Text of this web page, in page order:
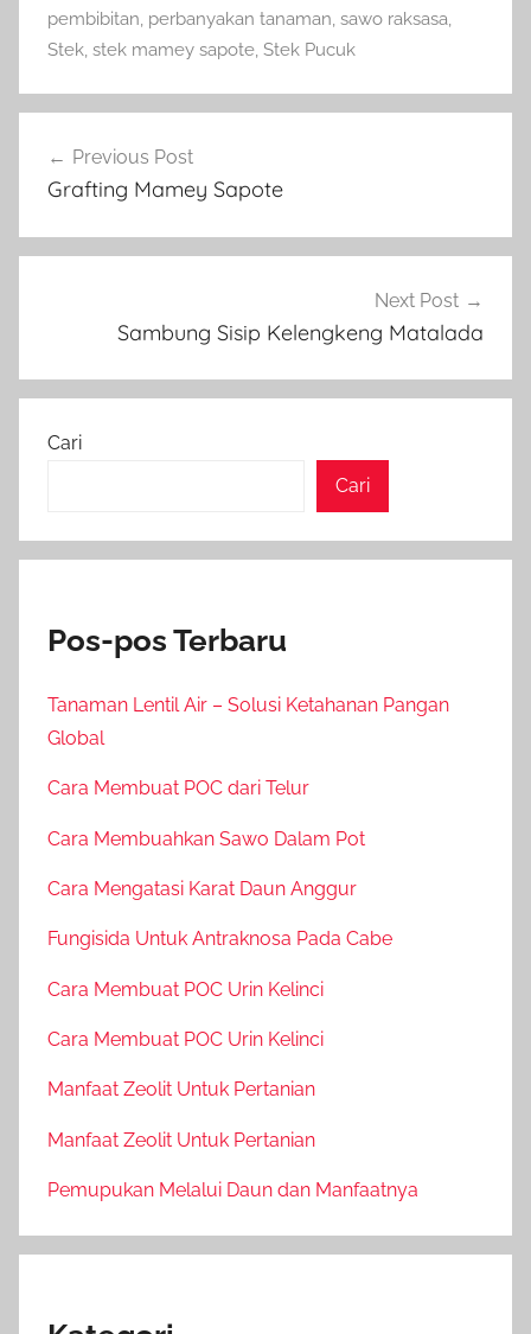
pembibitan, perbanyakan tanaman, sawo raksasa,
Stek, stek mamey sapote, Stek Pucuk
pos
Previous Post
Grafting Mamey Sapote
Next Post
Sambung Sisip Kelengkeng Matalada
Cari
Cari
Pos-pos Terbaru
Tanaman Lentil Air – Solusi Ketahanan Pangan
Global
Cara Membuat POC dari Telur
Cara Membuahkan Sawo Dalam Pot
Cara Mengatasi Karat Daun Anggur
Fungisida Untuk Antraknosa Pada Cabe
Cara Membuat POC Urin Kelinci
Cara Membuat POC Urin Kelinci
Manfaat Zeolit Untuk Pertanian
Manfaat Zeolit Untuk Pertanian
Pemupukan Melalui Daun dan Manfaatnya